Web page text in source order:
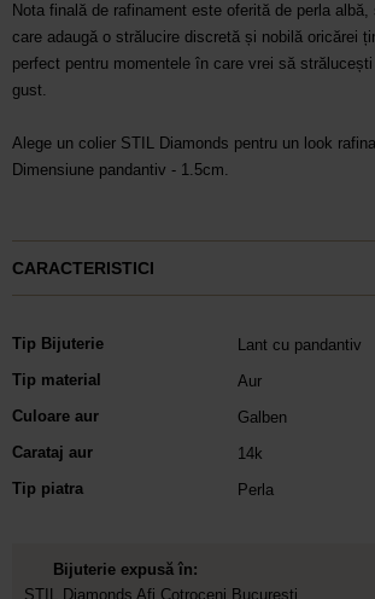
Nota finală de rafinament este oferită de perla
care adaugă o strălucire discretă și nobilă oricărei
perfect pentru momentele în care vrei să
gust.
Alege un colier STIL Diamonds pentru un look
Dimensiune pandantiv - 1.5cm.
CARACTERISTICI
Tip Bijuterie
Lant cu pandantiv
Tip material
Aur
Culoare aur
Galben
Carataj aur
14k
Tip piatra
Perla
Bijuterie expusă în:
STIL Diamonds Afi Cotroceni București